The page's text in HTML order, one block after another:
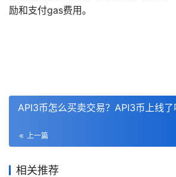
励和支付gas费用。
API3币怎么买卖交易？API3币上线了
上一篇
相关推荐